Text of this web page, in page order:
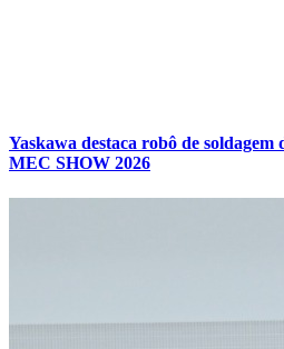
Yaskawa destaca robô de soldagem
MEC SHOW 2026